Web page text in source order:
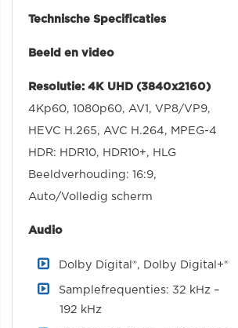
Technische Specificaties
Beeld en video
Resolutie: 4K UHD (3840x2160)
4Kp60, 1080p60, AV1, VP8/VP9,
HEVC H.265, AVC H.264, MPEG-4
HDR: HDR10, HDR10+, HLG
Beeldverhouding: 16:9,
Auto/Volledig scherm
Audio
Dolby Digital®, Dolby Digital+®
Samplefrequenties: 32 kHz –
192 kHz